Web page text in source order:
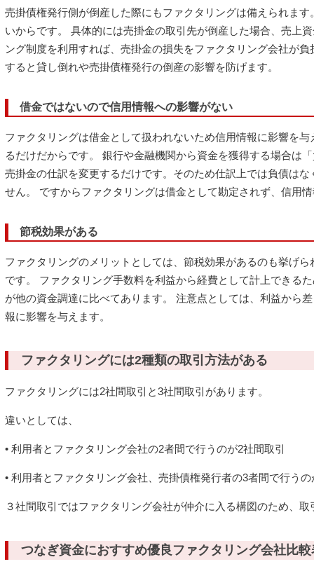
売掛債権発行側が倒産した際にもファクタリングは備えられま
いからです。 具体的には売掛金の取引先が倒産した場合、売上
ング制度を利用すれば、売掛金の損失をファクタリング会社が
すると貸し倒れや売掛債権発行の倒産の影響を防げます。
借金ではないので信用情報への影響がない
ファクタリングは借金として扱われないため信用情報に影響を
るだけだからです。 銀行や金融機関から資金を獲得する場合は
売掛金の仕訳を変更するだけです。そのため仕訳上では負債は
せん。 ですからファクタリングは借金として勘定されず、信用
節税効果がある
ファクタリングのメリットとしては、節税効果があるのも挙げ
です。 ファクタリング手数料を利益から経費として計上できる
が他の資金調達に比べてあります。 注意点としては、利益から
報に影響を与えます。
ファクタリングには2種類の取引方法がある
ファクタリングには2社間取引と3社間取引があります。
違いとしては、
• 利用者とファクタリング会社の2者間で行うのが2社間取引
• 利用者とファクタリング会社、売掛債権発行者の3者間で行う
３社間取引ではファクタリング会社が仲介に入る構図のため、
つなぎ資金におすすめ優良ファクタリング会社比較